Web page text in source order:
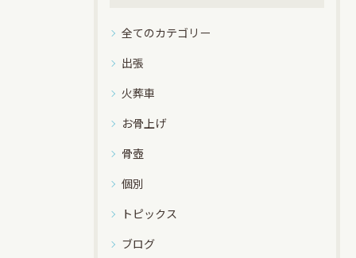
全てのカテゴリー
出張
火葬車
お骨上げ
骨壺
個別
トピックス
ブログ